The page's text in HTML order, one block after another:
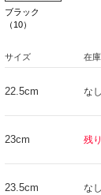
ブラック
（10）
サイズ 在庫
22.5cm なし
23cm 残
23.5cm なし